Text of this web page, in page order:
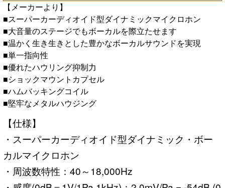
【メーカーより】
■スーパーカーディオイド型ダイナミックマイクロホン
■大音量のステージでもボーカルを際立たせます
■温かく生き生きとした豊かなボーカルサウンドを実現
■単一指向性
■優れたハウリング抑制力
■ショックマウントカプセル
■ハムバッキングコイル
■堅牢なメタルハウジング
【仕様】
・スーパーカーディオイド型ダイナミック・ボー
カルマイクロホン
・周波数特性：40～18,000Hz